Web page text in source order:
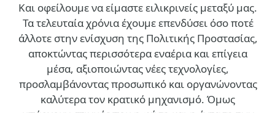
Και οφείλουμε να είμαστε ειλικρινείς μεταξύ μας.
Τα τελευταία χρόνια έχουμε επενδύσει όσο ποτέ
άλλοτε στην ενίσχυση της Πολιτικής Προστασίας,
αποκτώντας περισσότερα εναέρια και επίγεια
μέσα, αξιοποιώντας νέες τεχνολογίες,
προσλαμβάνοντας προσωπικό και οργανώνοντας
καλύτερα τον κρατικό μηχανισμό. Όμως